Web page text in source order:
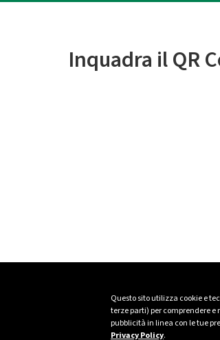
Questo sito utilizza cookie e
terze parti) per comprendere
pubblicità in linea con le tue
Privacy Policy.
Inquadra il QR